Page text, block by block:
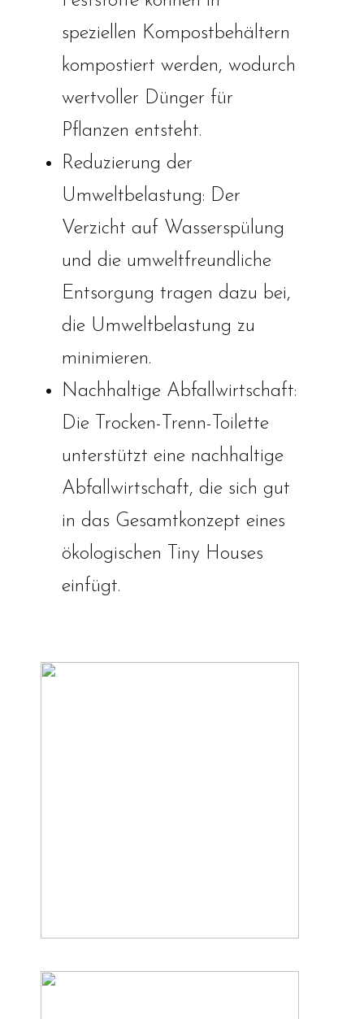
speziellen Kompostbehältern
kompostiert werden, wodurch
wertvoller Dünger für
Pflanzen entsteht.
Reduzierung der
Umweltbelastung: Der
Verzicht auf Wasserspülung
und die umweltfreundliche
Entsorgung tragen dazu bei,
die Umweltbelastung zu
minimieren.
Nachhaltige Abfallwirtschaft:
Die Trocken-Trenn-Toilette
unterstützt eine nachhaltige
Abfallwirtschaft, die sich gut
in das Gesamtkonzept eines
ökologischen Tiny Houses
einfügt.